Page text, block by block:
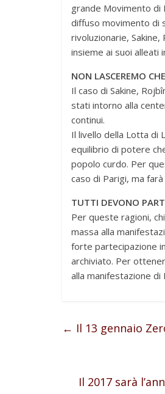
grande Movimento di
diffuso movimento di
rivoluzionarie,
insieme ai suoi alleati
NON LASCEREMO
Il caso di Sakine,
stati intorno alla
continui.
Il livello della Lotta di
equilibrio di potere
popolo curdo. Per
caso di Parigi, ma
TUTTI DEVONO
Per queste ragioni,
massa alla
forte partecipazione
archiviato. Per
alla manifestazione di
← Il 13 gennaio
Il 2017 sarà